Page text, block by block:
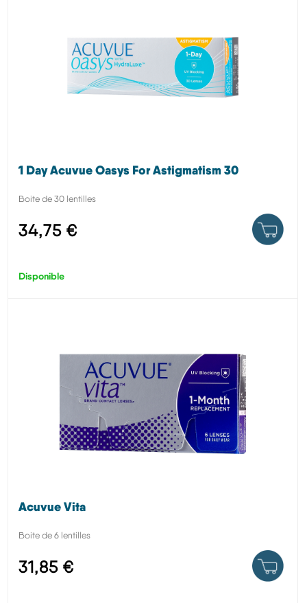
1 Day Acuvue Oasys For Astigmatism 30
Boite de 30 lentilles
34,75 €
Disponible
Acuvue Vita
Boite de 6 lentilles
31,85 €